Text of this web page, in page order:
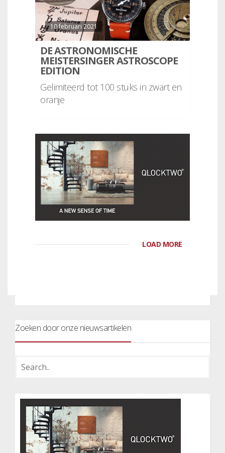
10 februari 2021
DE ASTRONOMISCHE
MEISTERSINGER ASTROSCOPE
EDITION
Gelimiteerd tot 100 stuks in zwart en
oranje
LOAD MORE
Zoeken door onze nieuwsartikelen